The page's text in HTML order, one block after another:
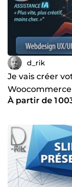
d_rik
Je vais créer
gérer, assisté
À partir de 1